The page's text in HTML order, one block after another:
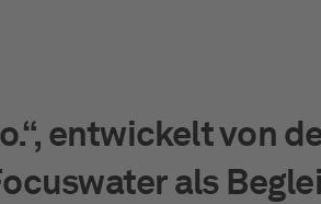
entwickelt von
als